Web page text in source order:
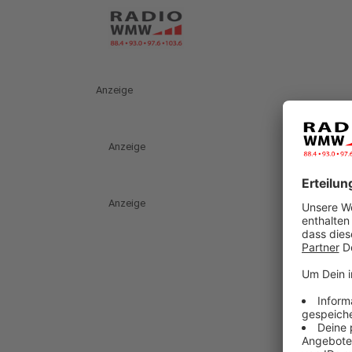
Anzeige
Anzeige
Anzeige